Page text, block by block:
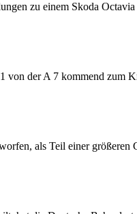
zu einem Skoda
von der A 7 kommend zum
als Teil einer größeren